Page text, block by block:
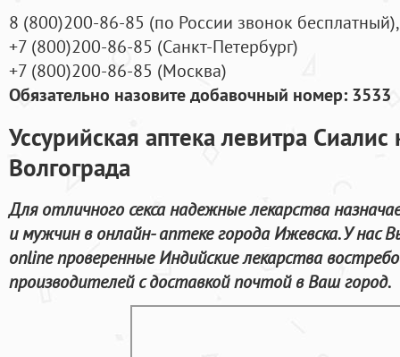
8 (800)200-86-85 (по России звонок бесплатный),
+7 (800)200-86-85 (Санкт-Петербург)
+7 (800)200-86-85 (Москва)
Обязательно назовите добавочный номер: 3533
Уссурийская аптека левитра Сиалис
Волгограда
Для отличного секса надежные лекарства
и мужчин в онлайн- аптеке города Ижевска. У нас
online проверенные Индийские лекарства
производителей с доставкой почтой в Ваш город.